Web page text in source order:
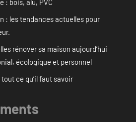
: bois, alu, PVC
: les tendances actuelles pour
rénover sa maison aujourd’hui
écologique et personnel
ce qu’il faut savoir